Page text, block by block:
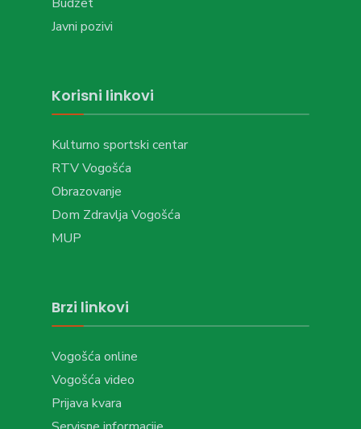
Javni pozivi
Korisni linkovi
Kulturno sportski centar
RTV Vogošća
Obrazovanje
Dom Zdravlja Vogošća
MUP
Brzi linkovi
Vogošća online
Vogošća video
Prijava kvara